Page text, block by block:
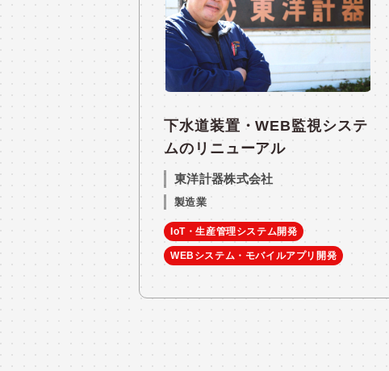
下水道装置・WEB監視システ
ムのリニューアル
東洋計器株式会社
製造業
IoT・生産管理システム開発
WEBシステム・モバイルアプリ開発